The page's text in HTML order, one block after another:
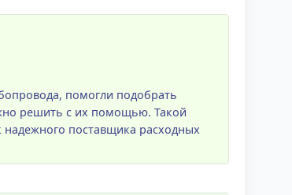
помогли подобрать
решить с их помощью. Такой
поставщика расходных